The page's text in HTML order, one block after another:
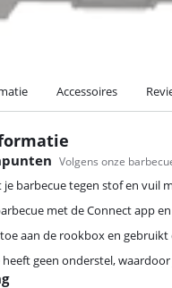
Accessoires
Volgens onze
je barbecue tegen stof en vuil
met de Connect app
aan de rookbox en
heeft geen onderstel,